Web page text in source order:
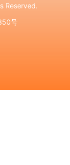
Reserved.
号